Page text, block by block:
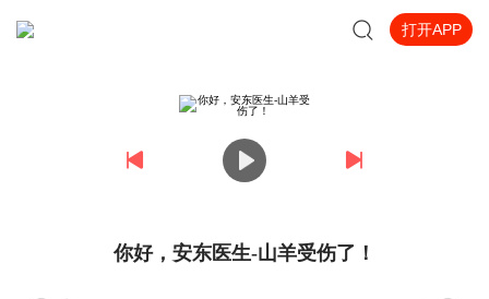
打开APP
你好，安东医生-山羊受伤了！